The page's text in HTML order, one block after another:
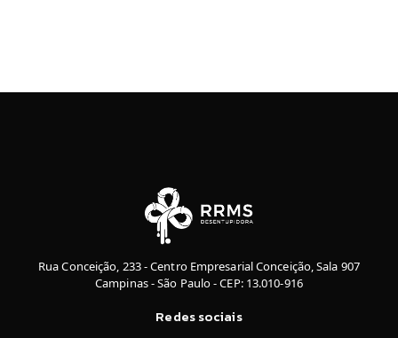
Rua Conceição, 233 - Centro Empresarial Conceição, Sala 907
Campinas - São Paulo - CEP: 13.010-916
Redes sociais